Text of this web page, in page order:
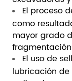
El proceso
como
mayor grado
El uso de
lubricación